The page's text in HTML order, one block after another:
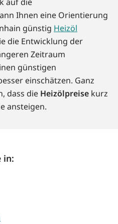
Ihnen eine Orientierung
günstig Heizöl
die Entwicklung der
Zeitraum
günstigen
einschätzen. Ganz
dass die Heizölpreise kurz
ansteigen.
in: